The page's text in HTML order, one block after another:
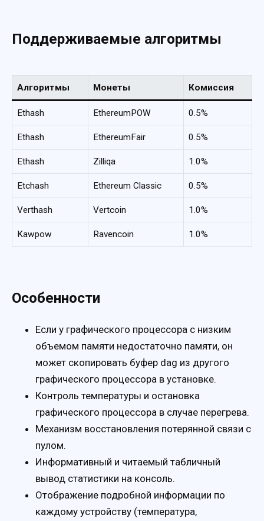
Поддерживаемые алгоритмы
Алгоритмы Монеты Комиссия
Ethash EthereumPOW 0.5%
Ethash EthereumFair 0.5%
Ethash Zilliqa 1.0%
Etchash Ethereum Classic 0.5%
Verthash Vertcoin 1.0%
Kawpow Ravencoin 1.0%
Особенности
Если у графического процессора с низким
объемом памяти недостаточно памяти, он
может скопировать буфер dag из другого
графического процессора в установке.
Контроль температуры и остановка
графического процессора в случае перегрева.
Механизм восстановления потерянной связи с
пулом.
Информативный и читаемый табличный
вывод статистики на консоль.
Отображение подробной информации по
каждому устройству (температура,